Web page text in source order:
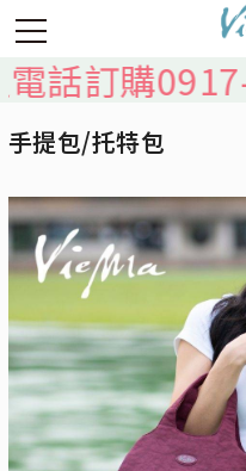
0917-904-
手提包/托特包